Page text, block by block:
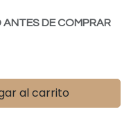
ANTES DE COMPRAR
al carrito